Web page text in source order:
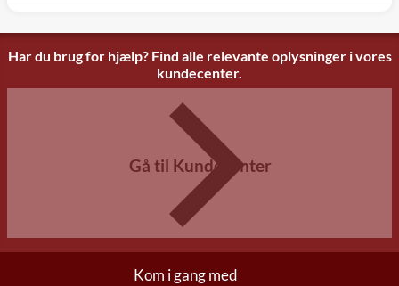
Har du brug for hjælp? Find alle relevante oplysninger i vores
kundecenter.
Gå til Kundecenter
Kom i gang med